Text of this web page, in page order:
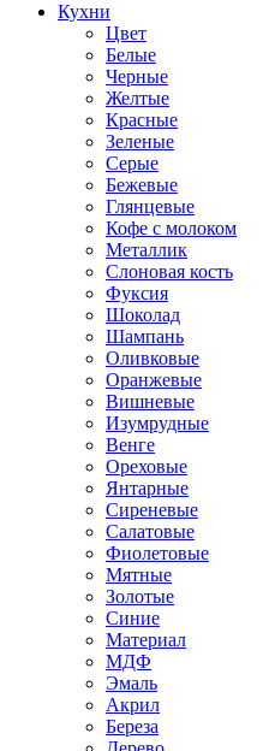
Кухни
Цвет
Белые
Черные
Желтые
Красные
Зеленые
Серые
Бежевые
Глянцевые
Кофе с молоком
Металлик
Слоновая кость
Фуксия
Шоколад
Шампань
Оливковые
Оранжевые
Вишневые
Изумрудные
Венге
Ореховые
Янтарные
Сиреневые
Салатовые
Фиолетовые
Мятные
Золотые
Синие
Материал
МДФ
Эмаль
Акрил
Береза